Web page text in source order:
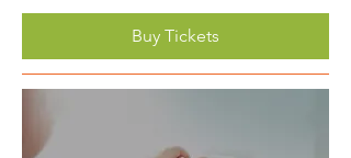
Buy Tickets